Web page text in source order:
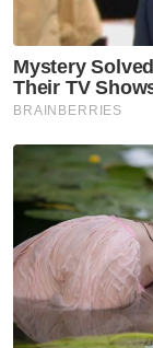
cemerlang,
Perak Darul
selama
Rakyat
Tambah
kepimpinan
seorang
yang cukup